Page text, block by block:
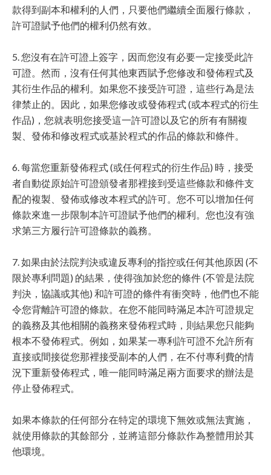
款得到副本和權利的人們，只要他們繼續全面履行條款，
許可證賦予他們的權利仍然有效。
5. 您沒有在許可證上簽字，因而您沒有必要一定接受此許
可證。然而，沒有任何其他東西賦予您修改和發佈程式及
其衍生作品的權利。如果您不接受許可證，這些行為是法
律禁止的。因此，如果您修改或發佈程式 (或本程式的衍生
作品)，您就表明您接受這一許可證以及它的所有有關複
製、發佈和修改程式或基於程式的作品的條款和條件。
6. 每當您重新發佈程式 (或任何程式的衍生作品) 時，接受
者自動從原始許可證頒發者那裡接到受這些條款和條件支
配的複製、發佈或修改本程式的許可。您不可以增加任何
條款來進一步限制本許可證賦予他們的權利。您也沒有強
求第三方履行許可證條款的義務。
7. 如果由於法院判決或違反專利的指控或任何其他原因 (不
限於專利問題) 的結果，使得強加於您的條件 (不管是法院
判決，協議或其他) 和許可證的條件有衝突時，他們也不能
令您背離許可證的條款。在您不能同時滿足本許可證規定
的義務及其他相關的義務來發佈程式時，則結果您只能夠
根本不發佈程式。例如，如果某一專利許可證不允許所有
直接或間接從您那裡接受副本的人們，在不付專利費的情
況下重新發佈程式，唯一能同時滿足兩方面要求的辦法是
停止發佈程式。
如果本條款的任何部分在特定的環境下無效或無法實施，
就使用條款的其餘部分，並將這部分條款作為整體用於其
他環境。